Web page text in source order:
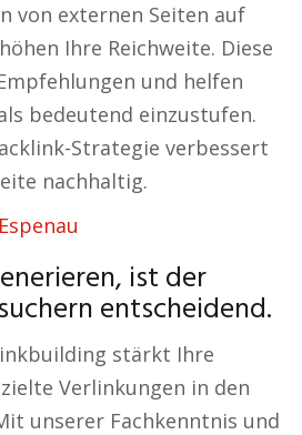
von externen Seiten auf
Ihre Reichweite. Diese
und helfen
bedeutend einzustufen.
Strategie verbessert
nachhaltig.
ist der
entscheidend.
stärkt Ihre
Verlinkungen in den
unserer Fachkenntnis und